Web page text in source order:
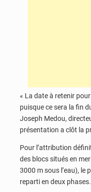
« La date à retenir
puisque ce sera la fin
Joseph Medou,
présentation a clôt la
Pour l’attribution
des blocs situés en
3000 m sous l’eau), le
reparti en deux phases.